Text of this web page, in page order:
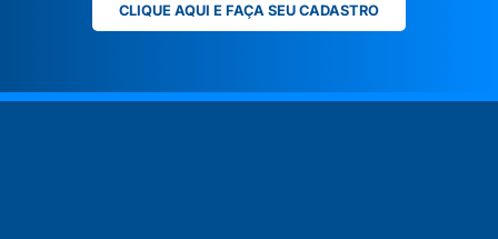
CLIQUE AQUI E FAÇA SEU CADASTRO